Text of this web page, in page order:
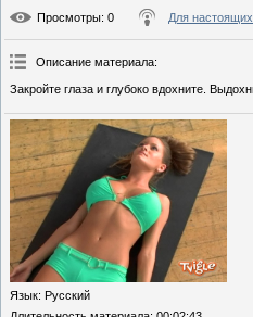
Просмотры: 0 Для
Описание материала:
Закройте глаза и глубоко вдохните.
Язык: Русский